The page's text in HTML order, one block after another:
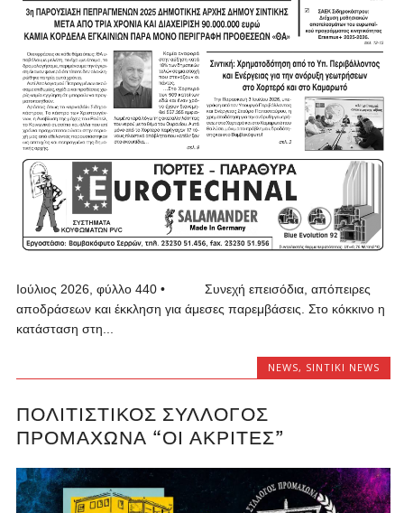
Ιούλιος 2026, φύλλο 440 • Συνεχή επεισόδια, απόπειρες
αποδράσεων και έκκληση για άμεσες παρεμβάσεις. Στο κόκκινο η
κατάσταση στη...
NEWS, SINTIKI NEWS
ΠΟΛΙΤΙΣΤΙΚΌΣ ΣΎΛΛΟΓΟΣ
ΠΡΟΜΑΧΏΝΑ “ΟΙ ΑΚΡΙΤΕΣ”